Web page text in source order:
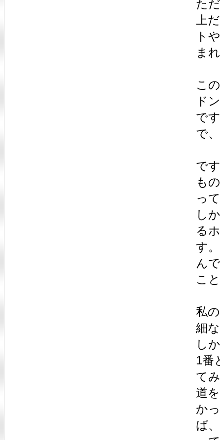
た
上
ト
ま
こ
ド
で
で
で
も
っ
し
る
す
ん
こ
私
細
し
1番
て
道
か
ば